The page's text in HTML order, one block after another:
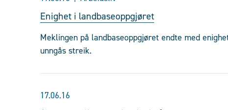
Enighet i landbaseoppgjøret
Meklingen på landbaseoppgjøret endte med
unngås streik.
17.06.16